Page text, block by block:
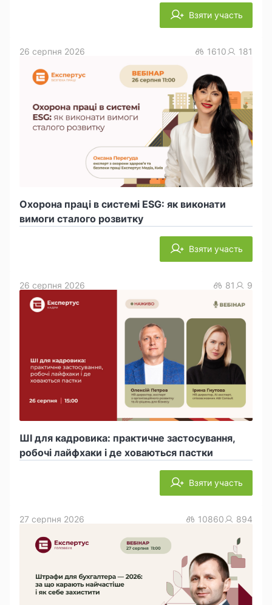
Взяти участь
Охорона праці в системі ESG: як виконати
вимоги сталого розвитку
26 серпня 2026 1610 181
Взяти участь
ШІ для кадровика: практичне застосування,
робочі лайфхаки і де ховаються пастки
26 серпня 2026 81 9
Взяти участь
27 серпня 2026 10860 894